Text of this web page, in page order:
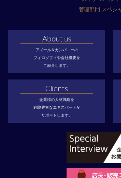
管理部門 スペシ
About us
アズール＆カンパニーの
フィロソフィや会社概要を
ご紹介します。
Clients
企業様の人材戦略を
経験豊富なエキスパートが
サポートします。